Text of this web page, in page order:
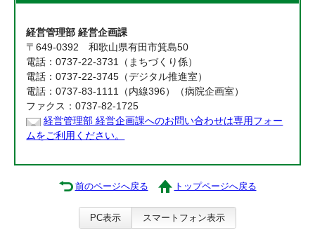
経営管理部 経営企画課
〒649-0392 和歌山県有田市箕島50
電話：0737-22-3731（まちづくり係）
電話：0737-22-3745（デジタル推進室）
電話：0737-83-1111（内線396）（病院企画室）
ファクス：0737-82-1725
経営管理部 経営企画課へのお問い合わせは専用フォー
ムをご利用ください。
前のページへ戻る トップページへ戻る
PC表示 スマートフォン表示